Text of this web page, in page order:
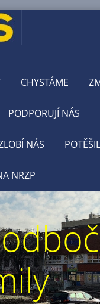
CHYSTÁME
PODPORUJÍ NÁS
NÁS
NRZP